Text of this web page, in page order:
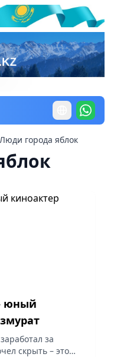
Люди города яблок
юный
за
скрыть – это